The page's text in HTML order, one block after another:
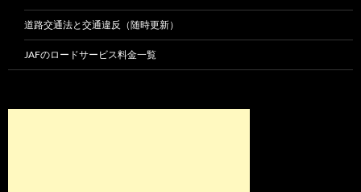
道路交通法と交通違反（随時更新）
JAFのロードサービス料金一覧